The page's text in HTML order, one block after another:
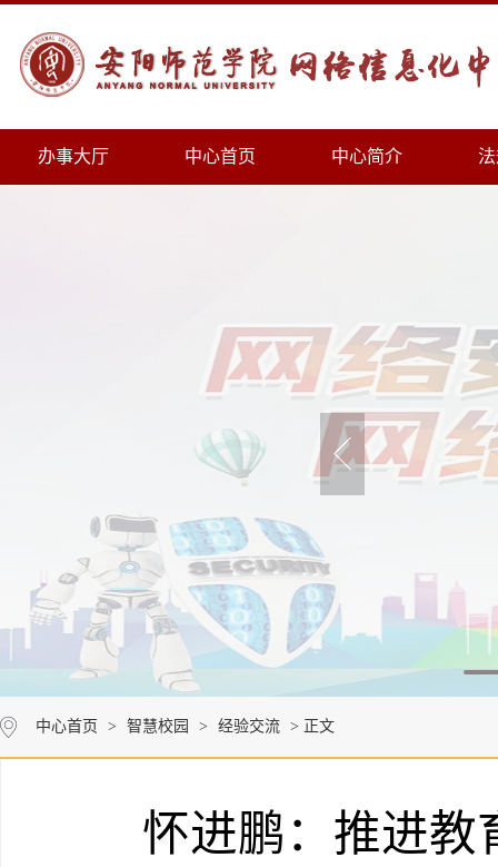
办事大厅 中心首页 中心简介
中心首页 > 智慧校园 > 经验交流 > 正文
怀进鹏：推进教